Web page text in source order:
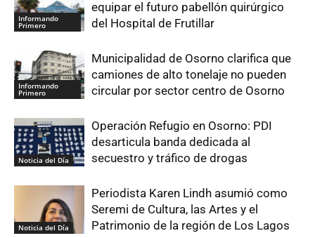
Informando
Primero
equipar el futuro pabellón quirúrgico
del Hospital de Frutillar
Informando
Primero
Municipalidad de Osorno clarifica que
camiones de alto tonelaje no pueden
circular por sector centro de Osorno
Noticia del Día
Operación Refugio en Osorno: PDI
desarticula banda dedicada al
secuestro y tráfico de drogas
Noticia del Día
Periodista Karen Lindh asumió como
Seremi de Cultura, las Artes y el
Patrimonio de la región de Los Lagos